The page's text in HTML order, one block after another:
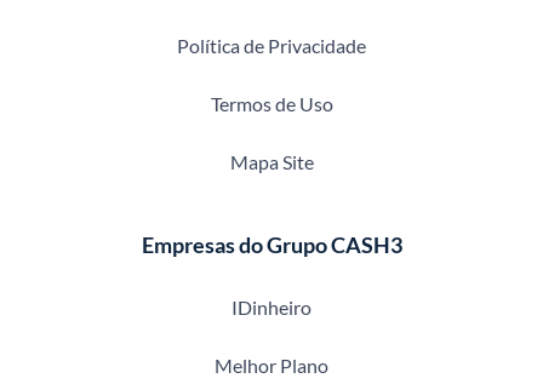
Política de Privacidade
Termos de Uso
Mapa Site
Empresas do Grupo CASH3
IDinheiro
Melhor Plano